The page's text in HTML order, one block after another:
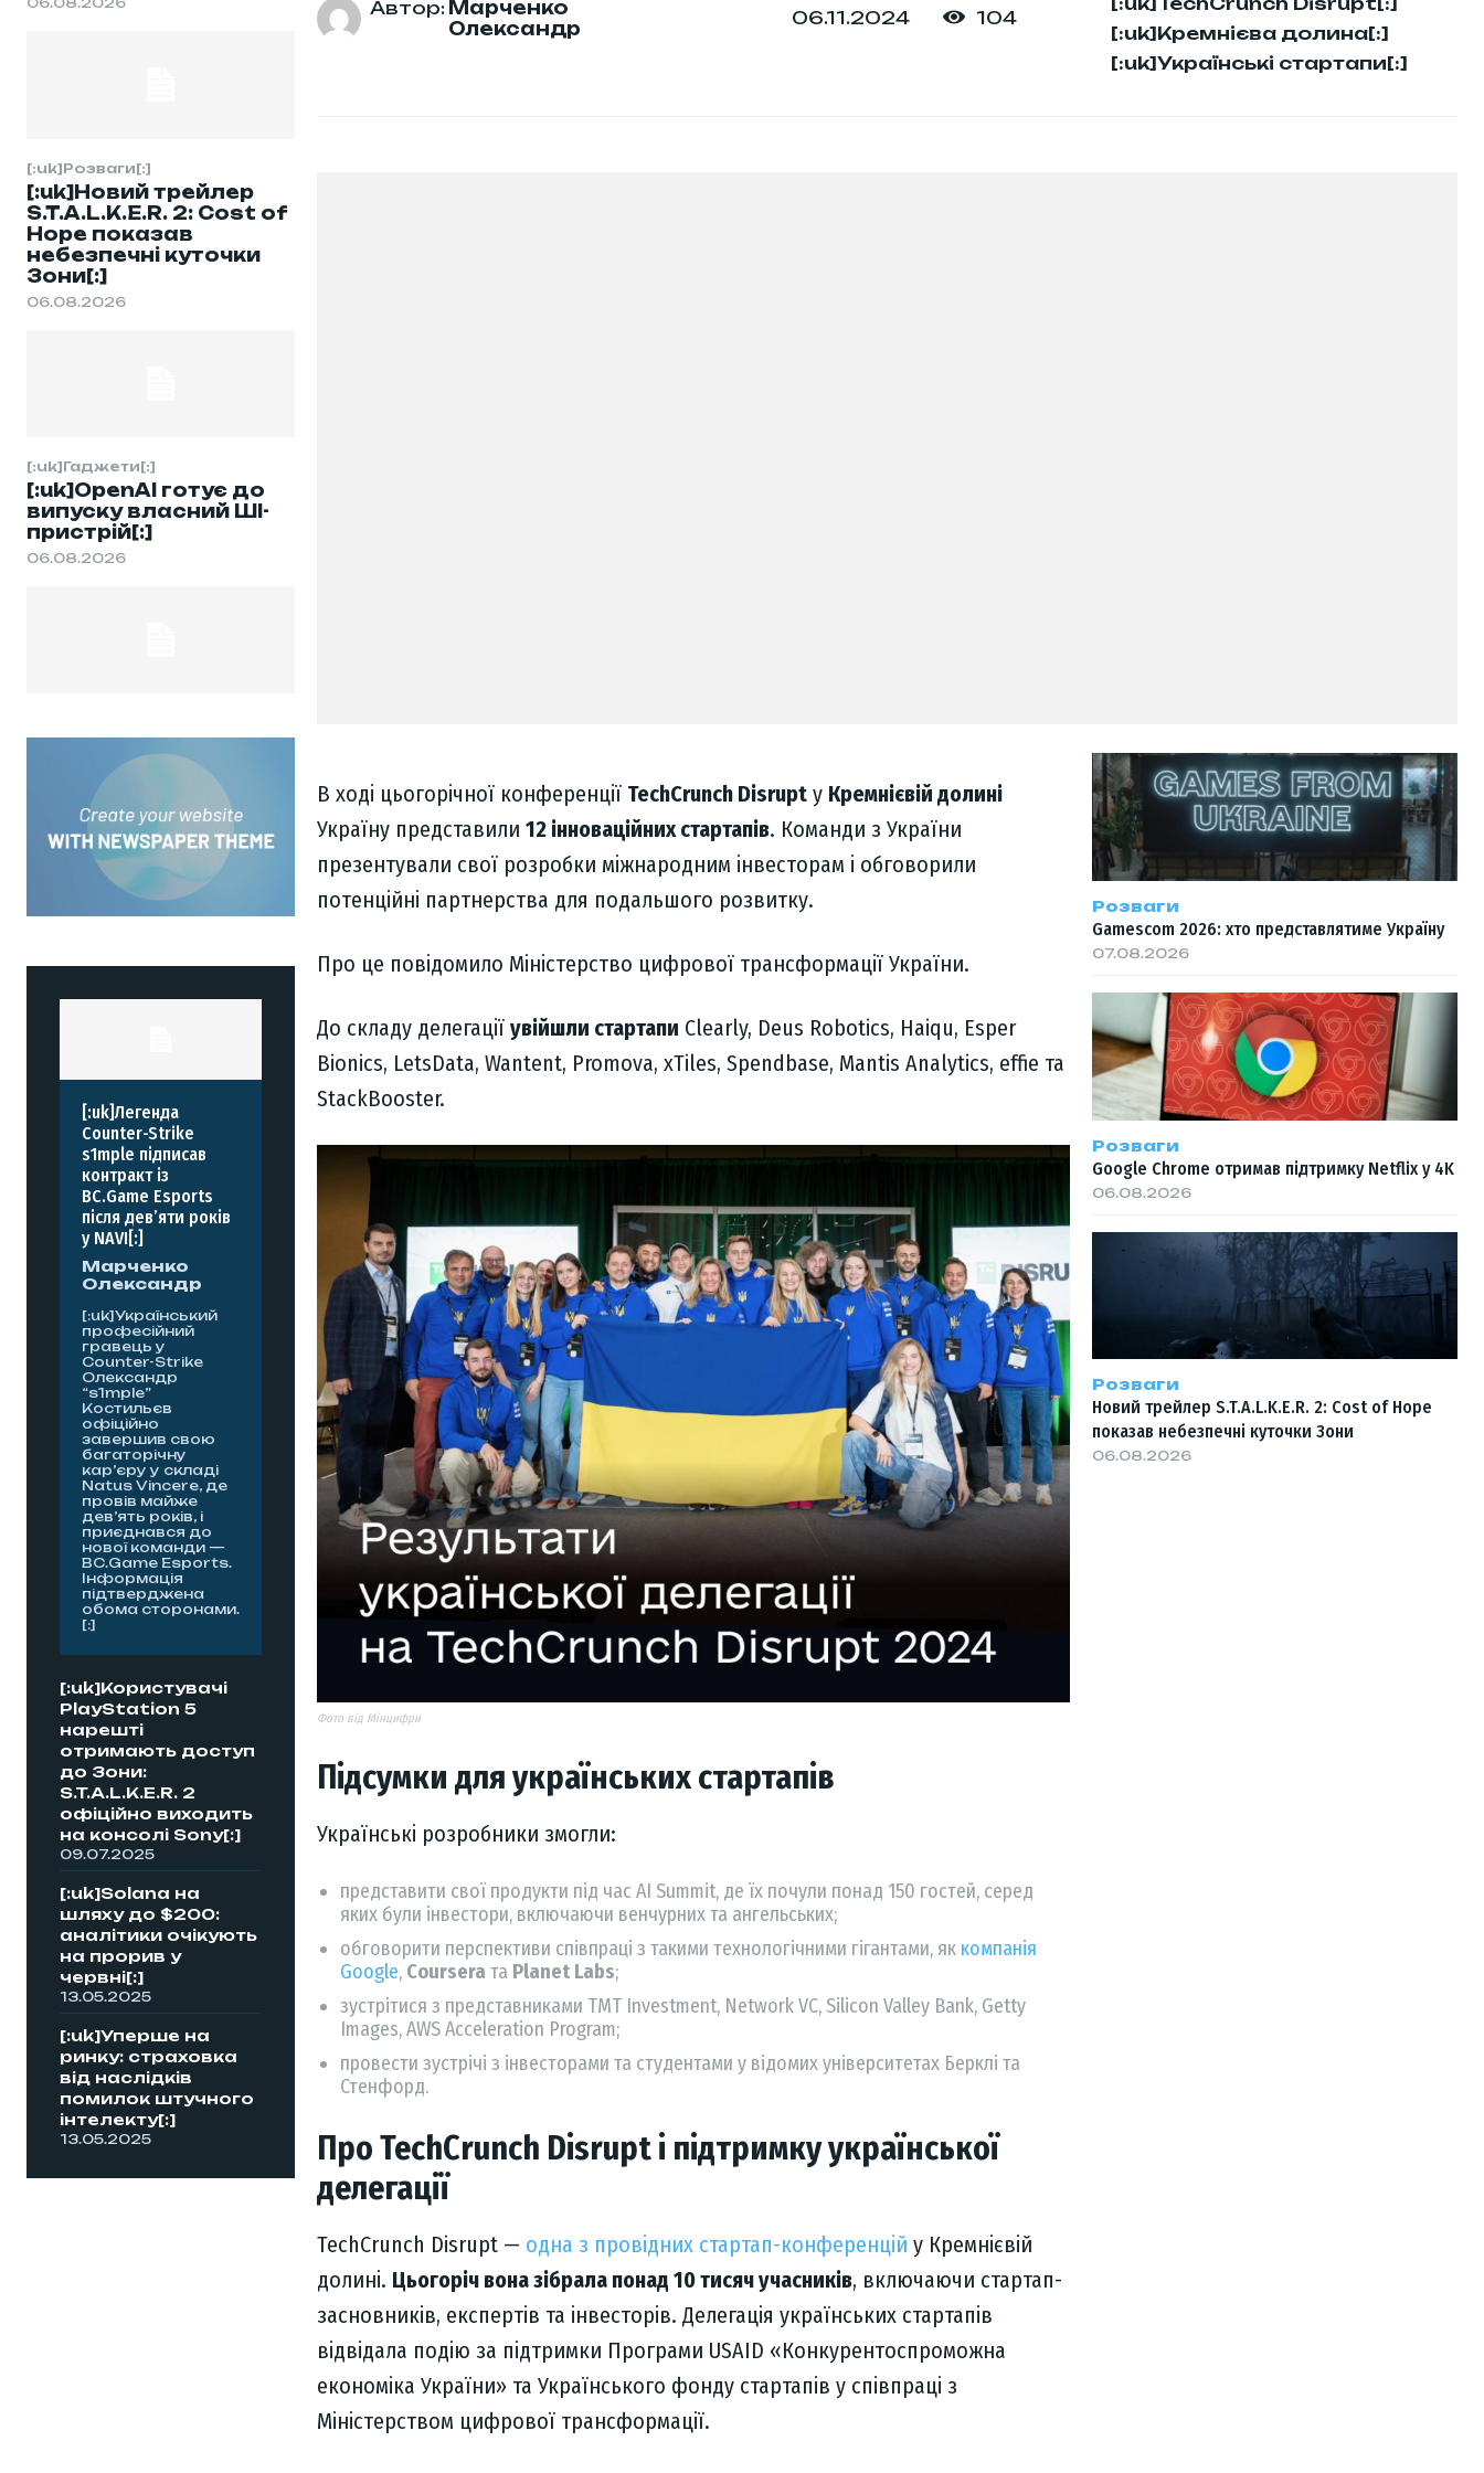
[:uk]Розваги[:]
[:uk]Новий трейлер
S.T.A.L.K.E.R. 2: Cost of
Hope показав
небезпечні куточки
Зони[:]
06.08.2026
[:uk]Гаджети[:]
[:uk]OpenAI готує до
випуску власний ШІ-
пристрій[:]
06.08.2026
[:uk]Легенда
Counter-Strike
s1mple підписав
контракт із
BC.Game Esports
після дев’яти років
у NAVI[:]
Марченко
Олександр
[:uk]Український
професійний
гравець у
Counter-Strike
Олександр
“s1mple”
Костильєв
офіційно
завершив свою
багаторічну
кар’єру у складі
Natus Vincere, де
провів майже
дев’ять років, і
приєднався до
нової команди —
BC.Game Esports.
Інформація
підтверджена
обома сторонами.
[:]
[:uk]Користувачі
PlayStation 5
нарешті
отримають доступ
до Зони:
S.T.A.L.K.E.R. 2
офіційно виходить
на консолі Sony[:]
09.07.2025
[:uk]Solana на
шляху до $200:
аналітики очікують
на прорив у
червні[:]
13.05.2025
[:uk]Уперше на
ринку: страховка
від наслідків
помилок штучного
інтелекту[:]
13.05.2025
Автор: Марченко
Олександр
06.11.2024 104
[:uk]Кремнієва долина[:]
[:uk]Українські стартапи[:]
В ході цьогорічної конференції TechCrunch Disrupt у Кремнієвій долині
Україну представили12 інноваційних стартапів. Команди з України
презентували свої розробки міжнародним інвесторам і обговорили
потенційні партнерства для подальшого розвитку.
Про це повідомило Міністерство цифрової трансформації України.
До складу делегаціїувійшли стартапи Clearly, Deus Robotics, Haiqu, Esper
Bionics, LetsData, Wantent, Promova, xTiles, Spendbase, Mantis Analytics, effie та
StackBooster.
Фото від Мінцифри
Підсумки для українських стартапів
Українські розробники змогли:
представити свої продукти під час AI Summit, де їх почули понад 150 гостей, серед
яких були інвестори, включаючи венчурних та ангельських;
обговорити перспективи співпраці з такими технологічними гігантами, як компанія
Google, Courseraта Planet Labs;
зустрітися з представниками TMT Investment, Network VC, Silicon Valley Bank, Getty
Images, AWS Acceleration Program;
провести зустрічі з інвесторами та студентами у відомих університетах Берклі та
Стенфорд.
Про TechCrunch Disrupt і підтримку української
делегації
TechCrunch Disrupt — одна з провідних стартап-конференцій у Кремнієвій
долині. Цьогоріч вона зібрала понад 10 тисяч учасників, включаючи стартап-
засновників, експертів та інвесторів. Делегація українських стартапів
відвідала подію за підтримки Програми USAID «Конкурентоспроможна
економіка України» та Українського фонду стартапів у співпраці з
Міністерством цифрової трансформації.
Розваги
Gamescom 2026: хто представлятиме Україну
07.08.2026
Розваги
Google Chrome отримав підтримку Netflix у 4K
06.08.2026
Розваги
Новий трейлер S.T.A.L.K.E.R. 2: Cost of Hope
показав небезпечні куточки Зони
06.08.2026